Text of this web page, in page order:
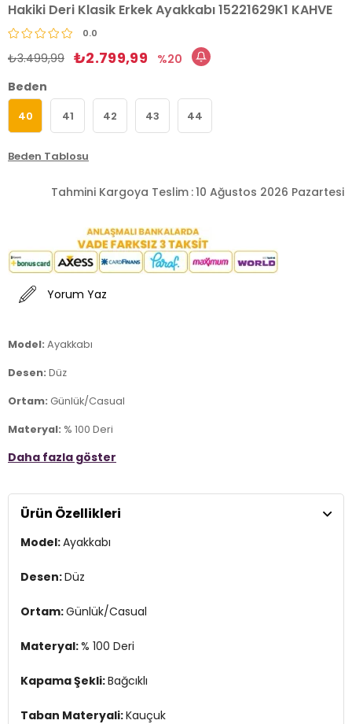
Hakiki Deri Klasik Erkek Ayakkabı 15221629K1 KAHVE
0.0
₺3.499,99 ₺2.799,99
20
Beden
40 41 42 43 44
Beden Tablosu
Tahmini Kargoya Teslim :10 Ağustos 2026 Pazartesi
Yorum Yaz
Model: Ayakkabı
Desen: Düz
Ortam: Günlük/Casual
Materyal: % 100 Deri
Kapama Şekli:Bağcıklı
Burun Tipi:Yuvarlak Burun
Topuk Boyu:Belirtilmemiş
Topuk Tipi: Düz
3DY115221629K1.03
Daha fazla göster
Ürün Özellikleri
Model:Ayakkabı
Desen:Düz
Ortam:Günlük/Casual
Materyal:% 100 Deri
Kapama Şekli:Bağcıklı
Taban Materyali:Kauçuk